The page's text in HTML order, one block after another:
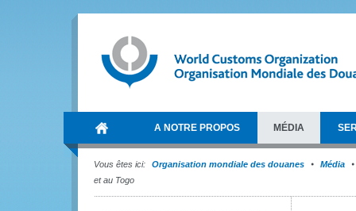
A NOTRE PROPOS MÉDIA
Vous êtes ici: Organisation mondiale des douanes
Média
et au Togo